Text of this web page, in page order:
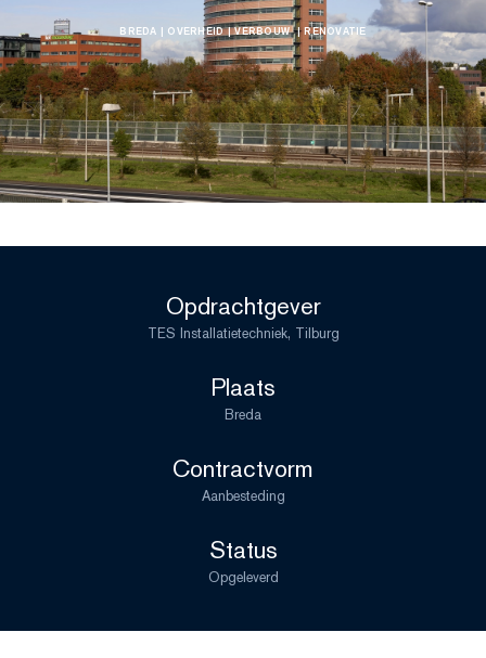
BREDA | OVERHEID| VERBOUW | RENOVATIE
Opdrachtgever
TES Installatietechniek, Tilburg
Plaats
Breda
Contractvorm
Aanbesteding
Status
Opgeleverd